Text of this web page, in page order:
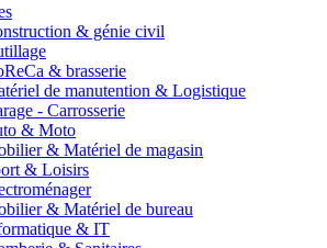
& génie civil
& brasserie
de manutention & Logistique
- Carrosserie
& Moto
& Matériel de magasin
& Loisirs
& Matériel de bureau
& IT